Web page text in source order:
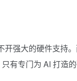
开强大的硬件支持
有专门为 AI 打造